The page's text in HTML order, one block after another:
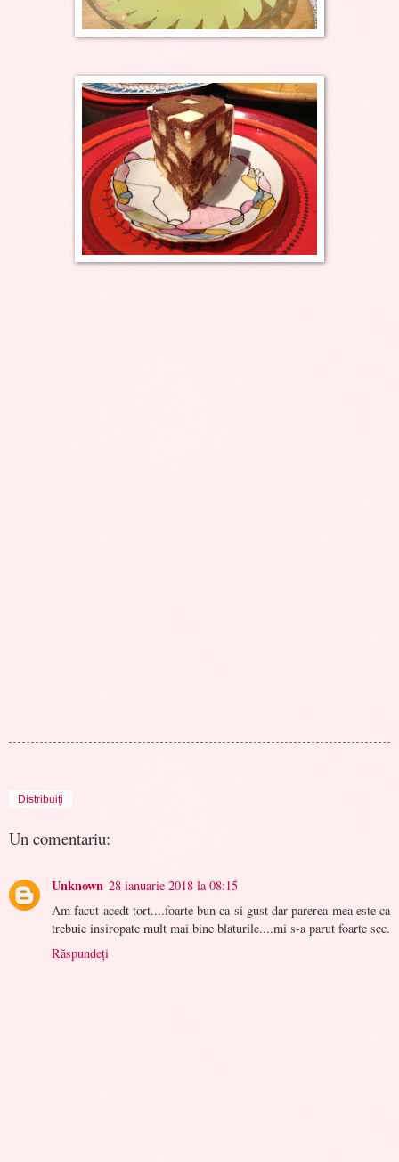
Distribuiți
Un comentariu:
Unknown 28 ianuarie 2018 la 08:15
Am facut acedt tort....foarte bun ca si gust dar parerea mea este ca
trebuie insiropate mult mai bine blaturile....mi s-a parut foarte sec.
Răspundeți